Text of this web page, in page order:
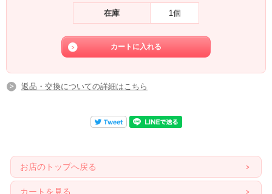
在庫 1個
返品・交換についての詳細はこちら
お店のトップへ戻る
カートを見る